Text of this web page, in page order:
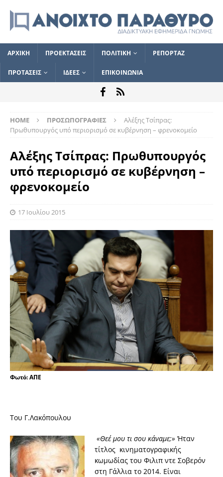
ΑΡΧΙΚΗ ΠΡΟΕΚΤΑΣΕΙΣ ΠΟΛΙΤΙΚΗ ΡΕΠΟΡΤΑΖ
ΠΡΟΤΑΣΕΙΣ ΙΔΕΕΣ ΕΠΙΚΟΙΝΩΝΙΑ
HOME ΠΡΟΣΩΠΟΓΡΑΦΙΕΣ
Αλέξης Τσίπρας:
Πρωθυπουργός υπό περιορισμό σε κυβέρνηση – φρενοκομείο
Αλέξης Τσίπρας: Πρωθυπουργός
υπό περιορισμό σε κυβέρνηση –
φρενοκομείο
17 Ιουλίου 2015
Φωτό: ΑΠΕ
Του Γ.Λακόπουλου
«Θεέ μου τι σου κάναμε;» Ήταν
τίτλος κινηματογραφικής
κωμωδίας του Φιλιπ ντε Σοβερόν
στη Γάλλια το 2014. Είναι